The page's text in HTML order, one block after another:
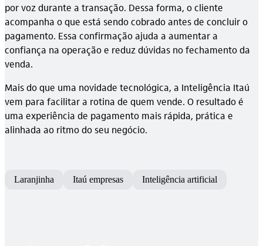
por voz durante a transação. Dessa forma, o cliente
acompanha o que está sendo cobrado antes de concluir o
pagamento. Essa confirmação ajuda a aumentar a
confiança na operação e reduz dúvidas no fechamento da
venda.
Mais do que uma novidade tecnológica, a Inteligência Itaú
vem para facilitar a rotina de quem vende. O resultado é
uma experiência de pagamento mais rápida, prática e
alinhada ao ritmo do seu negócio.
Laranjinha Itaú empresas Inteligência artificial